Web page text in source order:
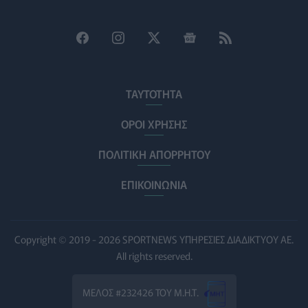
ΕΔΟΕΑΠ: Συστάσεις για τις επερχόμενες ζέστες -
Πότε πρέπει να απευθυνθούμε στον γιατρό μας
06/08/2026 - 14:17
Skin dysmorphia: Όταν η εμμονή με το «τέλειο» δέρμα
αποτελεί πρόβλημα ψυχικής υγείας
06/08/2026 - 14:00
της εφοδιαστικής αλυσίδας φαρμάκων
PHARMA POLICY
Γιατί ξαναπαίρνουμε το χαμένο βάρος; Ο ρόλος του
βιολογικού προγραμματισμού μας
ΤΑΥΤΟΤΗΤΑ
ΟΡΟΙ ΧΡΗΣΗΣ
ΠΟΛΙΤΙΚΗ ΑΠΟΡΡΗΤΟΥ
ΕΠΙΚΟΙΝΩΝΙΑ
Copyright © 2019 - 2026 SPORTNEWS ΥΠΗΡΕΣΙΕΣ ΔΙΑΔΙΚΤΥΟΥ ΑΕ.
All rights reserved.
ΜΕΛΟΣ #232426 ΤΟΥ Μ.Η.Τ.